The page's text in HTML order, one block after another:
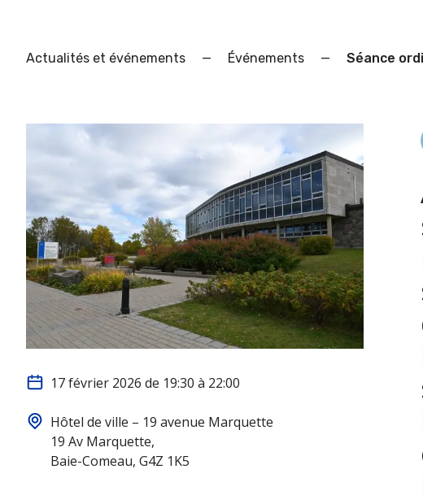
Actualités et événements — Événements — Séance
17 février 2026 de 19:30 à 22:00
Hôtel de ville – 19 avenue Marquette
19 Av Marquette,
Baie-Comeau, G4Z 1K5